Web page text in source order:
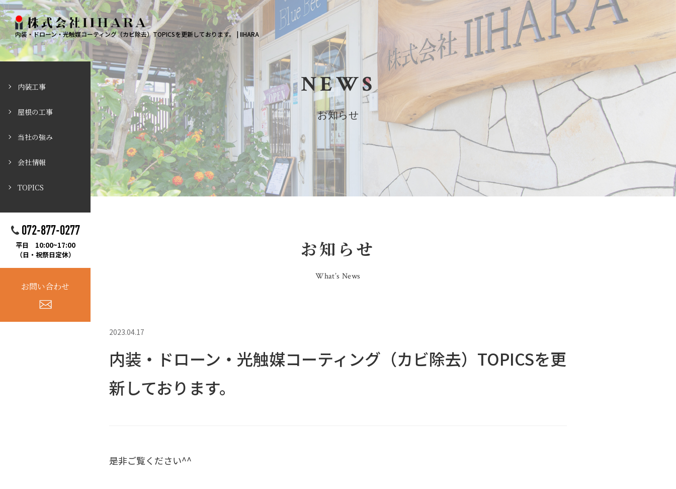
内装・ドローン・光触媒コーティング（カビ除去）TOPICSを更新しております。 | IIHARA
内装工事
屋根の工事
当社の強み
会社情報
TOPICS
072-877-0277
平日 10:00~17:00
（日・祝祭日定休）
お問い合わせ
NEWS
お知らせ
お知らせ
What’s News
2023.04.17
内装・ドローン・光触媒コーティング（カビ除去）TOPICSを更
新しております。
是非ご覧ください^^